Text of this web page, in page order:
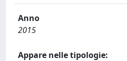
Anno
2015
Appare nelle tipologie: